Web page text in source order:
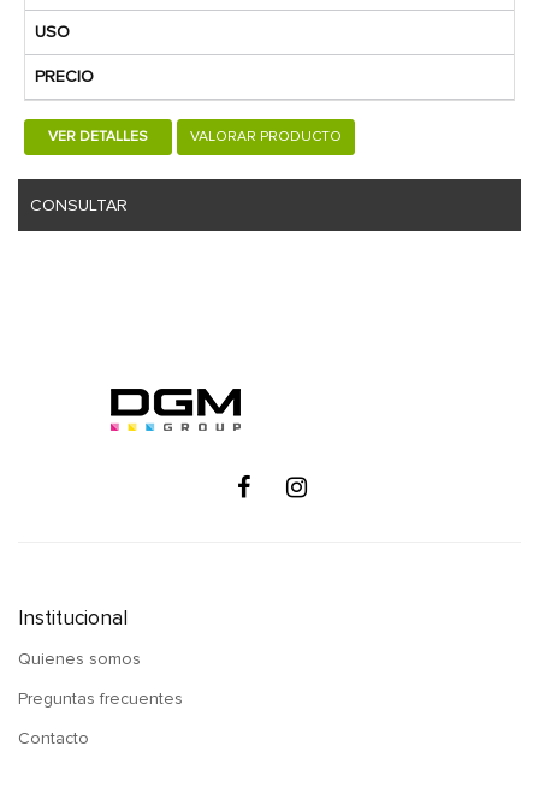
USO
PRECIO
VER DETALLES VALORAR PRODUCTO
CONSULTAR
Institucional
Quienes somos
Preguntas frecuentes
Contacto